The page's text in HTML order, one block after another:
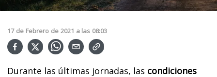
17 de Febrero de 2021 a las 08:03
Durante las últimas jornadas, las condiciones